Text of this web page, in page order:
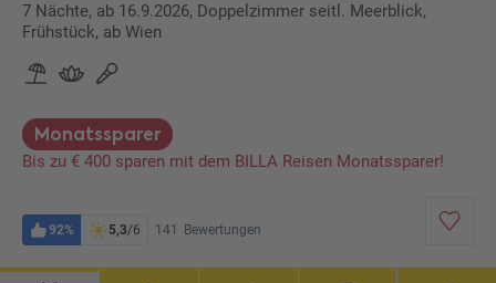
7 Nächte, ab 16.9.2026, Doppelzimmer seitl. Meerblick,
Frühstück, ab Wien
Monatssparer
Bis zu € 400 sparen mit dem BILLA Reisen Monatssparer!
92% 5,3/6 141 Bewertungen